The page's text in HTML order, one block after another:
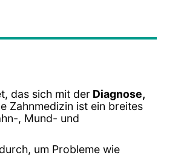
das sich mit der Diagnose,
Zahnmedizin ist ein breites
, Mund- und
um Probleme wie